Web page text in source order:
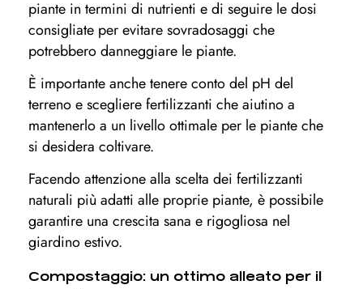
piante in termini di nutrienti e di seguire le dosi
consigliate per evitare sovradosaggi che
potrebbero danneggiare le piante.
È importante anche tenere conto del pH del
terreno e scegliere fertilizzanti che aiutino a
mantenerlo a un livello ottimale per le piante che
si desidera coltivare.
Facendo attenzione alla scelta dei fertilizzanti
naturali più adatti alle proprie piante, è possibile
garantire una crescita sana e rigogliosa nel
giardino estivo.
Compostaggio: un ottimo alleato per il